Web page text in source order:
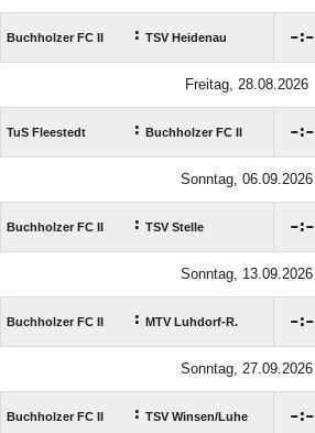
Buchholzer FC II : TSV Heidenau :
Freitag, 28.08.2026
TuS Fleestedt : Buchholzer FC II :
Sonntag, 06.09.2026
Buchholzer FC II : TSV Stelle :
Sonntag, 13.09.2026
Buchholzer FC II : MTV Luhdorf-R. :
Sonntag, 27.09.2026
Buchholzer FC II : TSV Winsen/​Luhe :